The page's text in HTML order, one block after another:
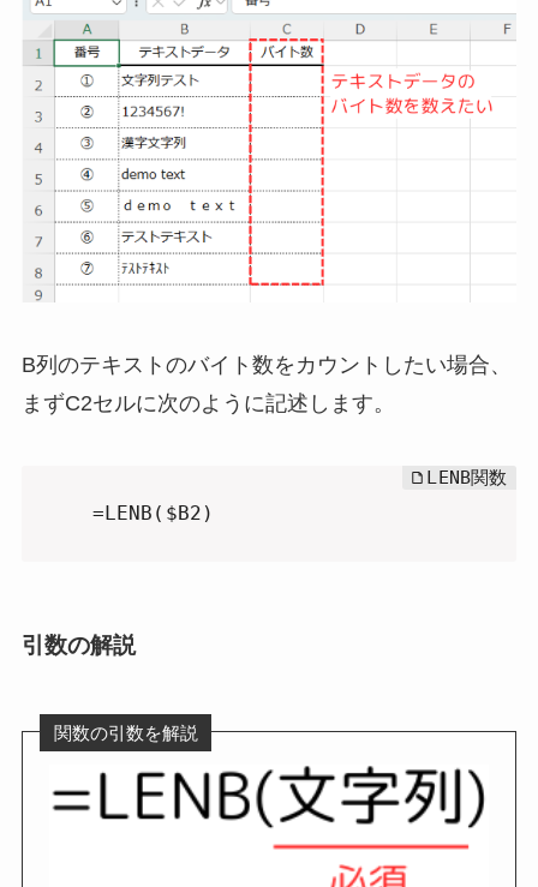
B列のテキストのバイト数をカウントしたい場合、
まずC2セルに次のように記述します。
=LENB($B2)
引数の解説
関数の引数を解説